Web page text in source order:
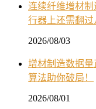
连续纤维增材
行器上还需翻过
2026/08/03
增材制造数据
算法助你破局！
2026/08/01